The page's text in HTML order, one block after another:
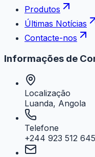
Produtos
Últimas Notícias
Contacte-nos
Informações de
Localização
Luanda, Angola
Telefone
+244 923 512 645